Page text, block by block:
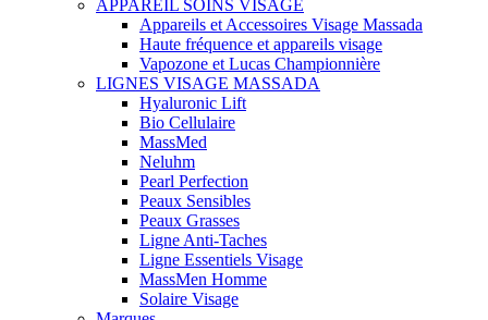
APPAREIL SOINS VISAGE
Appareils et Accessoires Visage Massada
Haute fréquence et appareils visage
Vapozone et Lucas Championnière
LIGNES VISAGE MASSADA
Hyaluronic Lift
Bio Cellulaire
MassMed
Neluhm
Pearl Perfection
Peaux Sensibles
Peaux Grasses
Ligne Anti-Taches
Ligne Essentiels Visage
MassMen Homme
Solaire Visage